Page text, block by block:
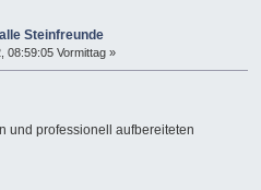
Steinfreunde
08:59:05 Vormittag »
und professionell aufbereiteten